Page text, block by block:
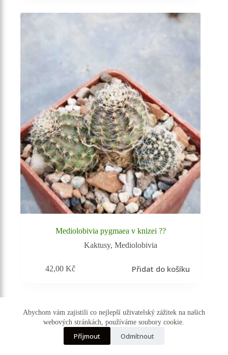
Abychom vám zajistili co nejlepší uživatelský zážitek na našich
webových stránkách, používáme soubory cookie.
Příjmout Odmítnout
Mediolobivia pygmaea v knizei ??
Kaktusy,Mediolobivia
42,00Kč Přidat do košíku
Vyprodáno